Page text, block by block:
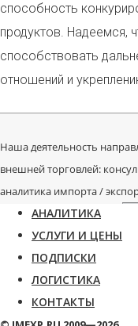
способность
продуктов. Надеемся,
способствовать
отношений и
Наша деятельность
внешней торговлей:
аналитика импорта /
АНАЛИТИКА
УСЛУГИ И ЦЕНЫ
ПОДПИСКИ
ЛОГИСТИКА
КОНТАКТЫ